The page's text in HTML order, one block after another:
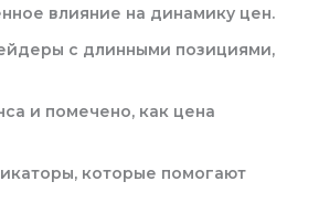
влияние на динамику цен.
с длинными позициями,
и помечено, как цена
которые помогают